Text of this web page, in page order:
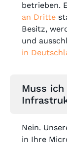
betrieben.
an Dritte
Besitz,
und
in
Muss
Nein.
in Ihre